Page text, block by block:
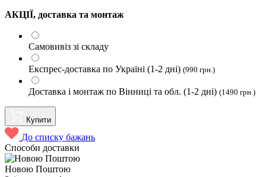
АКЦІЇ, доставка та монтаж
Самовивіз зі складу
Експрес-доставка по Україні (1-2 дні) (990 грн.)
Доставка і монтаж по Вінниці та обл. (1-2 дні) (1490 грн.)
Купити
До списку бажань
Способи доставки
Новою Поштою